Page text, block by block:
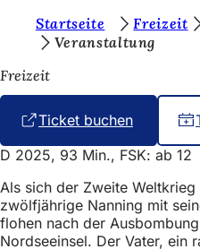
Inhalt anspringen
e
e
f
i
n
Startseite Freizeit
Veranstaltung
Freizeit
Ticket buchen(
f
n
e
t
D 2025, 93 Min., FSK: ab 12
Als sich der Zweite
zwölfjährige Nanning mit
flohen nach der
Nordseeinsel. Der Vater, ein